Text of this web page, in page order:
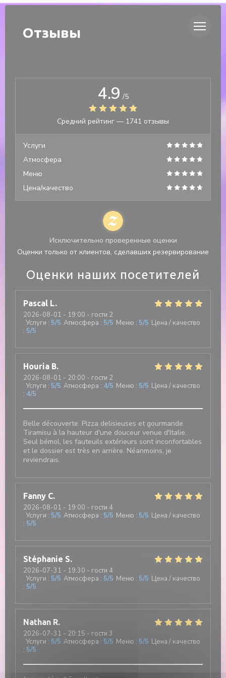
Панель управления cookies
DUETTO
Отзывы
Оценки наших посетителей
Pascal L
2026-08-01 - 19:00 - гости 2
Услуги : 5/5 Атмосфера : 5/5 Меню : 5/5 Цена / качество
: 5/5
Houria B
2026-08-01 - 20:00 - гости 2
Услуги : 5/5 Атмосфера : 4/5 Меню : 5/5 Цена / качество
: 4/5
Belle découverte. Pizza delisieuses et gourmande.
Tiramisu à la hauteur d'une douceur venue d'Italie.
Seul bémol, les fauteuils extérieurs sont inconfortables
et le dossier est très en arrière. Néanmoins, je
reviendrais.
Fanny C
2026-08-01 - 19:00 - гости 4
Услуги : 5/5 Атмосфера : 5/5 Меню : 5/5 Цена / качество
: 5/5
Stéphanie S
2026-07-31 - 19:30 - гости 4
Услуги : 5/5 Атмосфера : 5/5 Меню : 5/5 Цена / качество
: 5/5
Nathan R
2026-07-31 - 20:15 - гости 3
Услуги : 5/5 Атмосфера : 5/5 Меню : 5/5 Цена / качество
: 5/5
4.9 /5
Средний рейтинг — 1741 отзывы
Услуги
Атмосфера
Меню
Цена/качество
Исключительно проверенные оценки
Оценки только от клиентов, сделавших резервирование